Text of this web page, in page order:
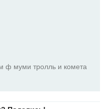
ф муми тролль и комета